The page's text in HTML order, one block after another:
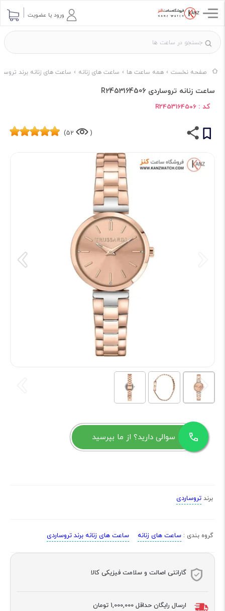
ورود یا عضویت
صفحه نخست همه ساعت ها ساعت های زنانه ساعت های زنانه برند
ساعت زنانه تروساردی R2453164506
کد : R2453164506
(
52)
سوالی دارید؟ از ما بپرسید
برند تروساردی
گروه بندی : ساعت های زنانه ساعت های زنانه برند تروساردی
گارانتی اصالت و سلامت فیزیکی کالا
ارسال رایگان حداقل 1,000,000 تومان